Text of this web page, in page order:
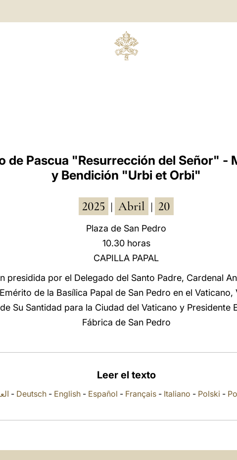
de Pascua "Resurrección del Señor" -
y Bendición "Urbi et Orbi"
2025 Abril 20
Plaza de San Pedro
10.30 horas
CAPILLA PAPAL
presidida por el Delegado del Santo Padre, Cardenal
de la Basílica Papal de San Pedro en el Vaticano,
Su Santidad para la Ciudad del Vaticano y Presidente
Fábrica de San Pedro
Leer el texto
- Deutsch - English - Español - Français - Italiano - Polski -